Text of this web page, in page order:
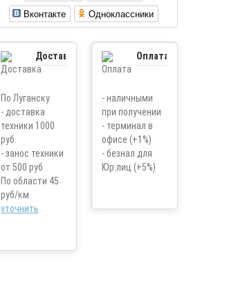
Вконтакте
Одноклассники
Доставка
По Луганску
- доставка
техники 1000
руб.
- занос техники
от 500 руб
По области 45
руб/км
уточнить
Оплата
- наличными
при получении
- терминал в
офисе (+1%)
- безнал для
Юр.лиц (+5%)